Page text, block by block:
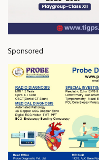
Sponsored